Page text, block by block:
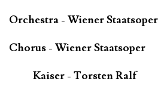
Orchestra - Wiener Staatsoper
Chorus - Wiener Staatsoper
Kaiser - Torsten Ralf